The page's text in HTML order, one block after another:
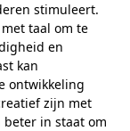
stimuleert.
taal om te
en
kan
ontwikkeling
zijn met
in staat om